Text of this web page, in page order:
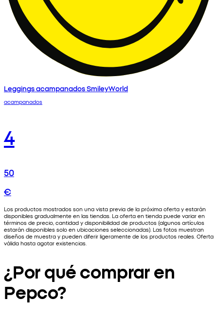
Leggings acampanados SmileyWorld
acampanados
4
50
€
Los productos mostrados son una vista previa de la próxima oferta y estarán
disponibles gradualmente en las tiendas. La oferta en tienda puede variar en
términos de precio, cantidad y disponibilidad de productos (algunos artículos
estarán disponibles solo en ubicaciones seleccionadas). Las fotos muestran
diseños de muestra y pueden diferir ligeramente de los productos reales. Oferta
válida hasta agotar existencias.
¿Por qué comprar en
Pepco?